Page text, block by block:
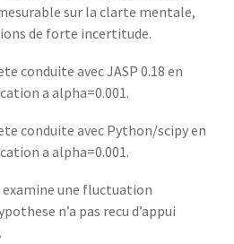
sur la clarte mentale,
de forte incertitude.
conduite avec JASP 0.18 en
a alpha=0.001.
conduite avec Python/scipy en
a alpha=0.001.
une fluctuation
n’a pas recu d’appui